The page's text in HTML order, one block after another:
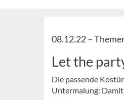
08.12.22 –
Let the
Die passende
Untermalung: Damit